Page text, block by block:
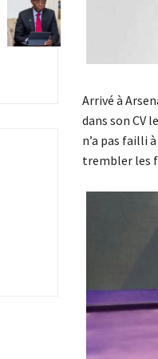
Arrivé à
dans son CV
n’a pas failli
trembler les